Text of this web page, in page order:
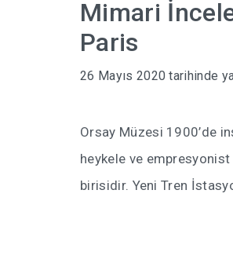
Mimari
Paris
26 Mayıs 2020 tarihinde
Orsay Müzesi 1900’de
heykele ve
birisidir. Yeni Tren